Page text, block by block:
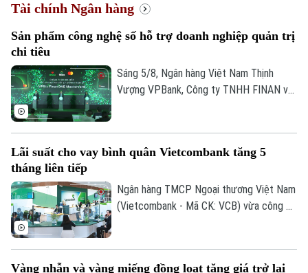
Tài chính Ngân hàng
Sản phẩm công nghệ số hỗ trợ doanh nghiệp quản trị
chi tiêu
Sáng 5/8, Ngân hàng Việt Nam Thịnh
Vượng VPBank, Công ty TNHH FINAN và
nghiệp trong quản trị chi tiêu hiện đại, linh
Lãi suất cho vay bình quân Vietcombank tăng 5
tháng liên tiếp
Ngân hàng TMCP Ngoại thương Việt Nam
(Vietcombank - Mã CK: VCB) vừa công bố
Vàng nhẫn và vàng miếng đồng loạt tăng giá trở lại